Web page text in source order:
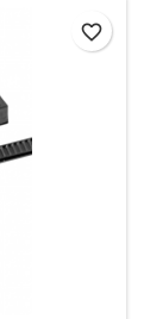
favorite_border